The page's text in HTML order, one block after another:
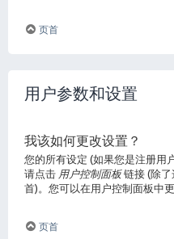
页首
用户参数和设置
我该如何更改设置？
您的所有设定 (如果您是注册用
请点击 用户控制面板链接 (除了
首)。您可以在用户控制面板中
页首